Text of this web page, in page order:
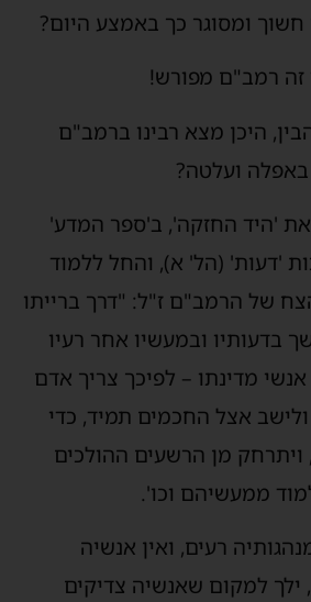
ומסוגר כך באמצע היום?
זה רמב"ם מפורש!
היכן מצא רבינו ברמב"ם
ועלטה?
את 'היד החזקה', ב'ספר המדע'
'דעות' (הל' א), והחל ללמוד
של הרמב"ם ז"ל: "דרך ברייתו
בדעותיו ובמעשיו אחר רעיו
אנשי מדינתו – לפיכך צריך אדם
אצל החכמים תמיד, כדי
מן הרשעים ההולכים
ממעשיהם וכו'.
רעים, ואין אנשיה
ילך למקום שאנשיה צדיקים